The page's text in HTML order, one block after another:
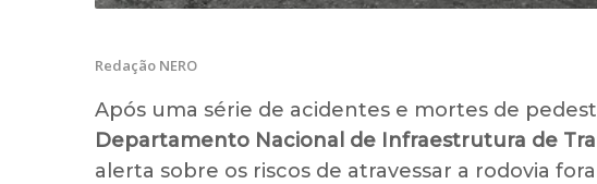
Redação NERO
Após uma série de acidentes e mortes de
Departamento Nacional de Infraestrutura de
alerta sobre os riscos de atravessar a rodovia